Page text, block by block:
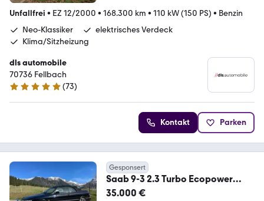
Unfallfrei • EZ 12/2000 • 168.300 km • 110 kW (150 PS) • Benzin
Neo-Klassiker
elektrisches Verdeck
Klima/Sitzheizung
dls automobile
70736 Fellbach
5 Sterne
(73)
Kontakt Parken
Gesponsert
Saab 9-3 2.3 Turbo Ecopower
Viggen Cabriolet Viggen
35.000 €